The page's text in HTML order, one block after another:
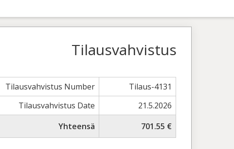
Tilausvahvistus
Tilausvahvistus Number
Tilaus-4131
Tilausvahvistus Date
21.5.2026
Yhteensä
701.55 €